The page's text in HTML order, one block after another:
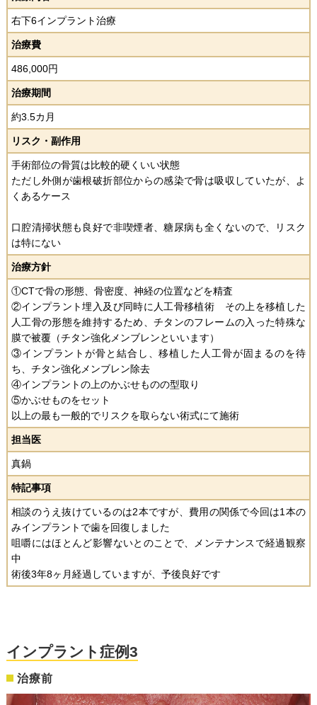
右下6インプラント治療
治療費
486,000円
治療期間
約3.5カ月
リスク・副作用
手術部位の骨質は比較的硬くいい状態
ただし外側が歯根破折部位からの感染で骨は吸収していたが、よ
くあるケース
口腔清掃状態も良好で非喫煙者、糖尿病も全くないので、リスク
は特にない
治療方針
①CTで骨の形態、骨密度、神経の位置などを精査
②インプラント埋入及び同時に人工骨移植術 その上を移植した
人工骨の形態を維持するため、チタンのフレームの入った特殊な
膜で被覆（チタン強化メンブレンといいます）
③インプラントが骨と結合し、移植した人工骨が固まるのを待
ち、チタン強化メンブレン除去
④インプラントの上のかぶせものの型取り
⑤かぶせものをセット
以上の最も一般的でリスクを取らない術式にて施術
担当医
真鍋
特記事項
相談のうえ抜けているのは2本ですが、費用の関係で今回は1本の
みインプラントで歯を回復しました
咀嚼にはほとんど影響ないとのことで、メンテナンスで経過観察
中
術後3年8ヶ月経過していますが、予後良好です
インプラント症例3
治療前